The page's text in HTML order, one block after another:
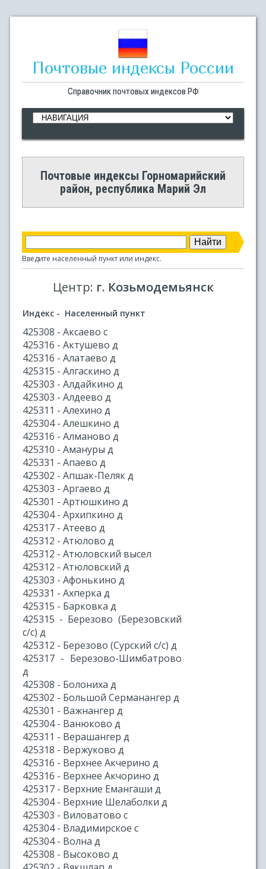
Почтовые индексы России
Справочник почтовых индексов РФ
Почтовые индексы Горномарийский
район, республика Марий Эл
Введите населенный пункт или индекс.
Центр: г. Козьмодемьянск
Индекс - Населенный пункт
425308 - Аксаево с
425316 - Актушево д
425316 - Алатаево д
425315 - Алгаскино д
425303 - Алдайкино д
425303 - Алдеево д
425311 - Алехино д
425304 - Алешкино д
425316 - Алманово д
425310 - Амануры д
425331 - Апаево д
425302 - Апшак-Пеляк д
425303 - Аргаево д
425301 - Артюшкино д
425304 - Архипкино д
425317 - Атеево д
425312 - Атюлово д
425312 - Атюловский высел
425312 - Атюловский д
425303 - Афонькино д
425331 - Ахперка д
425315 - Барковка д
425315 - Березово (Березовский
с/с) д
425312 - Березово (Сурский с/с) д
425317 - Березово-Шимбатрово
д
425308 - Болониха д
425302 - Большой Серманангер д
425301 - Важнангер д
425304 - Ванюково д
425311 - Верашангер д
425318 - Вержуково д
425316 - Верхнее Акчерино д
425316 - Верхнее Акчорино д
425317 - Верхние Емангаши д
425304 - Верхние Шелаболки д
425303 - Виловатово с
425304 - Владимирское с
425304 - Волна д
425308 - Высоково д